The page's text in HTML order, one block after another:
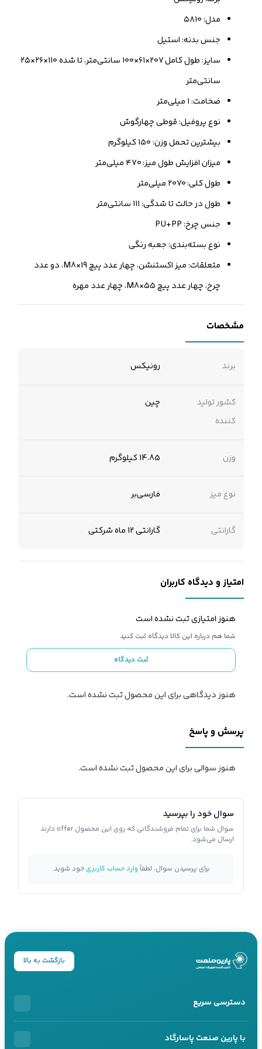
مدل: ۵۸۱۰
جنس بدنه: استیل
سایز: طول کامل ۲۰۷×۶۱×۱۰۰ سانتی‌متر، تا شده ۱۱۰×۲۶×۲۵
سانتی‌متر
ضخامت: ۱ میلی‌متر
نوع پروفیل: قوطی چهارگوش
بیشترین تحمل وزن: ۱۵۰ کیلوگرم
میزان افزایش طول میز: ۴۷۰ میلی‌متر
طول کلی: ۲۰۷۰ میلی‌متر
طول در حالت تا شدگی: ۱۱۱ سانتی‌متر
جنس چرخ: PU+PP
نوع بسته‌بندی: جعبه رنگی
متعلقات: میز اکستنشن، چهار عدد پیچ M8×19، دو عدد
چرخ، چهار عدد پیچ M8×55، چهار عدد مهره
مشخصات
برند رونیکس
کشور تولید
کننده
چین
وزن 14.85 کیلوگرم
نوع میز فارسی‌بر
گارانتی گارانتی 12 ماه شرکتی
امتیاز و دیدگاه کاربران
هنوز امتیازی ثبت نشده است
شما هم درباره این کالا دیدگاه ثبت کنید
ثبت دیدگاه
هنوز دیدگاهی برای این محصول ثبت نشده است.
پرسش و پاسخ
هنوز سوالی برای این محصول ثبت نشده است.
سوال خود را بپرسید
سوال شما برای تمام فروشندگانی که روی این محصول offer دارند
ارسال می‌شود.
برای پرسیدن سوال، لطفاًوارد حساب کاربریخود شوید.
بازگشت به بالا
دسترسی سریع
با پارین صنعت پاسارگاد